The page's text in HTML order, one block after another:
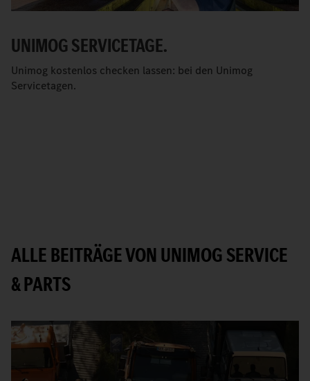
UNIMOG SERVICETAGE.
Unimog kostenlos checken lassen: bei den Unimog
Servicetagen.
ALLE BEITRÄGE VON UNIMOG SERVICE
& PARTS